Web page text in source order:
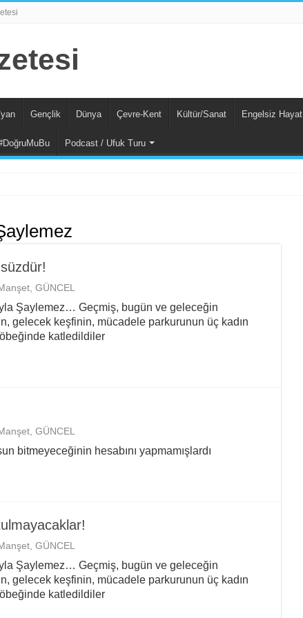
Gençlik Dünya Çevre-Kent Kültür/Sanat Engelsiz Hayat
Podcast / Ufuk Turu
Sosyalizm
, GÜNCEL
Şaylemez… Geçmiş, bugün ve geleceğin
gelecek keşfinin, mücadele parkurunun üç kadın
katledildiler
, GÜNCEL
bitmeyeceğinin hesabını yapmamışlardı
, GÜNCEL
Şaylemez… Geçmiş, bugün ve geleceğin
gelecek keşfinin, mücadele parkurunun üç kadın
katledildiler